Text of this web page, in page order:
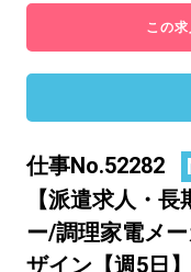
この
仕事No.52282
【派遣求人・
ー/調理家電メ
ザイン【週5日】